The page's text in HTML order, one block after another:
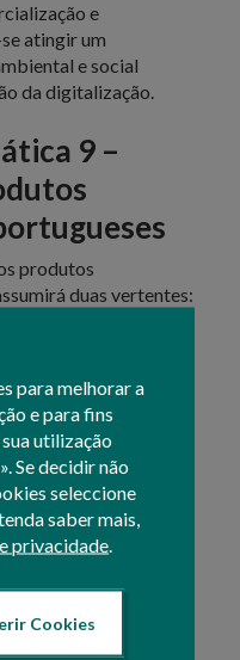
para melhorar a
e para fins
utilização
Se decidir não
seleccione
saber mais,
privacidade
Cookies
e
atingir um
e social
da digitalização.
9 –
produtos
duas vertentes:
A vertente
a notoriedade e
nacionais
como potenciar a
estrangeiro.
10 –
da